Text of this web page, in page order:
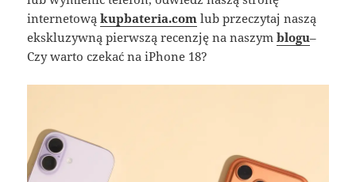
internetowąkupbateria.com lub przeczytaj naszą
ekskluzywną pierwszą recenzję na naszymblogu–
Czy warto czekać na iPhone 18?